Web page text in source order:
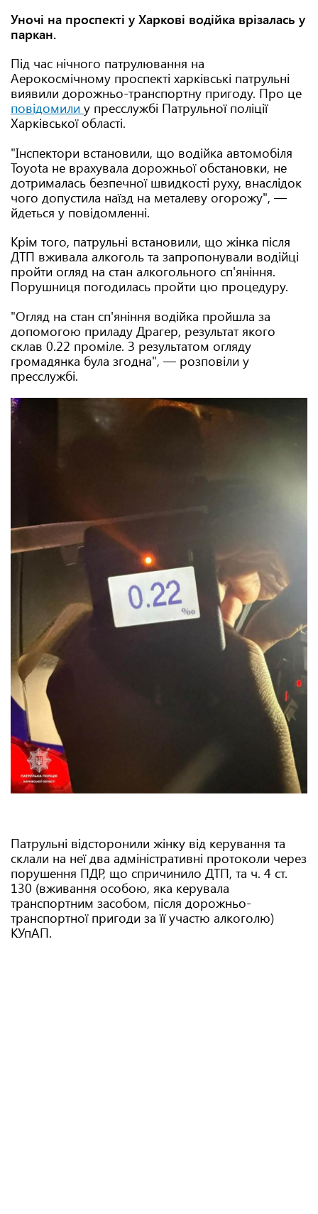
Уночі на проспекті у Харкові водійка врізалась у
паркан.
Під час нічного патрулювання на
Аерокосмічному проспекті харківські патрульні
виявили дорожньо-транспортну пригоду. Про це
повідомили у пресслужбі Патрульної поліції
Харківської області.
"Інспектори встановили, що водійка автомобіля
Toyota не врахувала дорожньої обстановки, не
дотрималась безпечної швидкості руху, внаслідок
чого допустила наїзд на металеву огорожу", —
йдеться у повідомленні.
Крім того, патрульні встановили, що жінка після
ДТП вживала алкоголь та запропонували водійці
пройти огляд на стан алкогольного сп'яніння.
Порушниця погодилась пройти цю процедуру.
"Огляд на стан сп'яніння водійка пройшла за
допомогою приладу Драгер, результат якого
склав 0.22 проміле. З результатом огляду
громадянка була згодна", — розповіли у
пресслужбі.
Патрульні відсторонили жінку від керування та
склали на неї два адміністративні протоколи через
порушення ПДР, що спричинило ДТП, та ч. 4 ст.
130 (вживання особою, яка керувала
транспортним засобом, після дорожньо-
транспортної пригоди за її участю алкоголю)
КУпАП.